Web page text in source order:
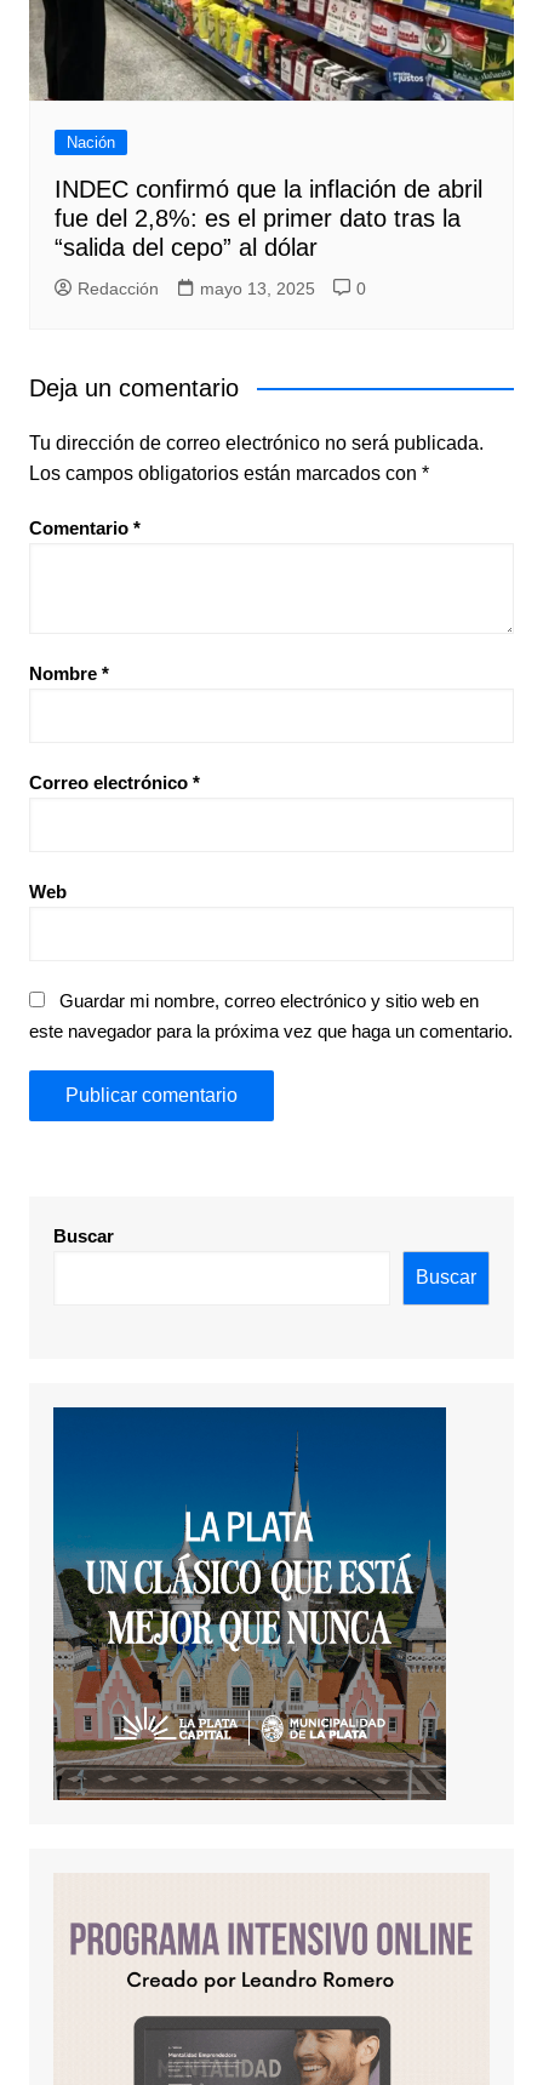
Nación
INDEC confirmó que la inflación de abril
fue del 2,8%: es el primer dato tras la
“salida del cepo” al dólar
Redacción mayo 13, 2025 0
Deja un comentario
Tu dirección de correo electrónico no será publicada.
Los campos obligatorios están marcados con *
Comentario *
Nombre *
Correo electrónico *
Web
Guardar mi nombre, correo electrónico y sitio web en
este navegador para la próxima vez que haga un comentario.
Buscar
Buscar